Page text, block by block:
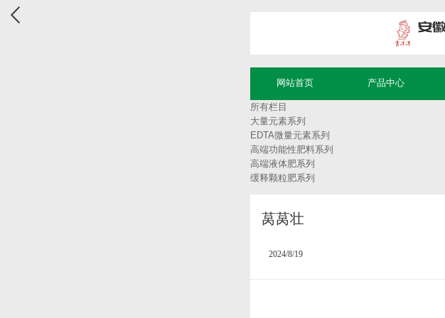
网站首页 产品中心
所有栏目
大量元素系列
EDTA微量元素系列
高端功能性肥料系列
高端液体肥系列
缓释颗粒肥系列
莴莴壮
2024/8/19